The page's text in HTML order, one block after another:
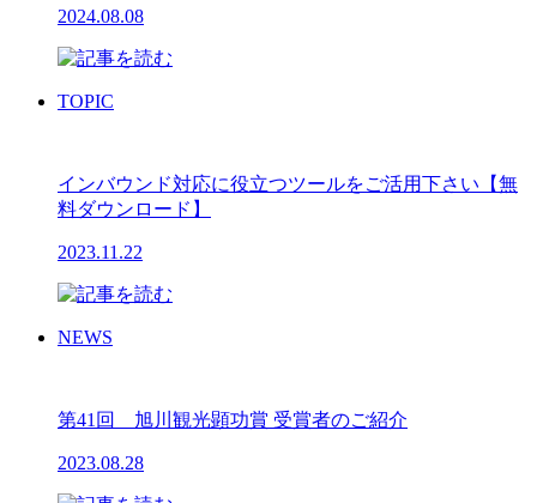
2024.08.08
TOPIC
インバウンド対応に役立つツールをご活用下さい【無
料ダウンロード】
2023.11.22
NEWS
第41回 旭川観光顕功賞 受賞者のご紹介
2023.08.28